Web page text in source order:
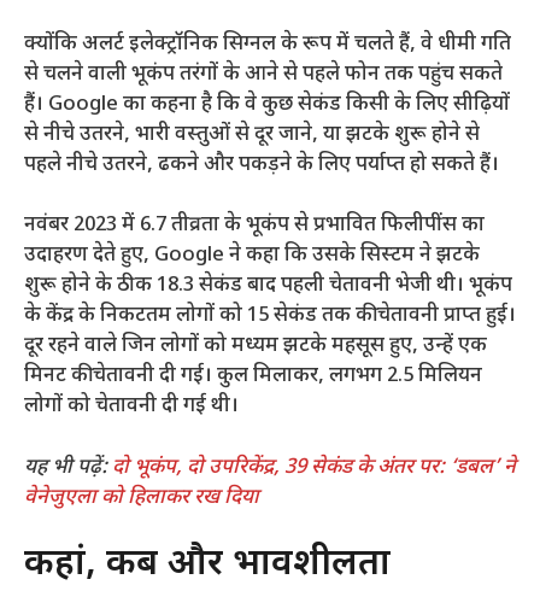
क्योंकि अलर्ट इलेक्ट्रॉनिक सिग्नल के रूप में चलते हैं, वे धीमी गति
से चलने वाली भूकंप तरंगों के आने से पहले फोन तक पहुंच सकते
हैं। Google का कहना है कि वे कुछ सेकंड किसी के लिए सीढ़ियों
से नीचे उतरने, भारी वस्तुओं से दूर जाने, या झटके शुरू होने से
पहले नीचे उतरने, ढकने और पकड़ने के लिए पर्याप्त हो सकते हैं।
नवंबर 2023 में 6.7 तीव्रता के भूकंप से प्रभावित फिलीपींस का
उदाहरण देते हुए, Google ने कहा कि उसके सिस्टम ने झटके
शुरू होने के ठीक 18.3 सेकंड बाद पहली चेतावनी भेजी थी। भूकंप
के केंद्र के निकटतम लोगों को 15 सेकंड तक की चेतावनी प्राप्त हुई।
दूर रहने वाले जिन लोगों को मध्यम झटके महसूस हुए, उन्हें एक
मिनट की चेतावनी दी गई। कुल मिलाकर, लगभग 2.5 मिलियन
लोगों को चेतावनी दी गई थी।
यह भी पढ़ें: दो भूकंप, दो उपरिकेंद्र, 39 सेकंड के अंतर पर: ‘डबल’ ने
वेनेजुएला को हिलाकर रख दिया
कहां, कब और प्रभावशीलता